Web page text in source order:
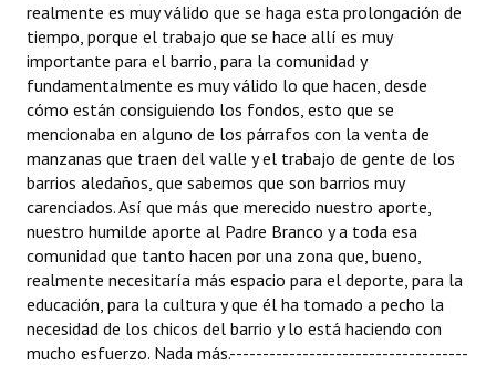
realmente es muy válido que se haga esta prolongación de
tiempo, porque el trabajo que se hace allí es muy
importante para el barrio, para la comunidad y
fundamentalmente es muy válido lo que hacen, desde
cómo están consiguiendo los fondos, esto que se
mencionaba en alguno de los párrafos con la venta de
manzanas que traen del valle y el trabajo de gente de los
barrios aledaños, que sabemos que son barrios muy
carenciados. Así que más que merecido nuestro aporte,
nuestro humilde aporte al Padre Branco y a toda esa
comunidad que tanto hacen por una zona que, bueno,
realmente necesitaría más espacio para el deporte, para la
educación, para la cultura y que él ha tomado a pecho la
necesidad de los chicos del barrio y lo está haciendo con
mucho esfuerzo. Nada más.------------------------------------